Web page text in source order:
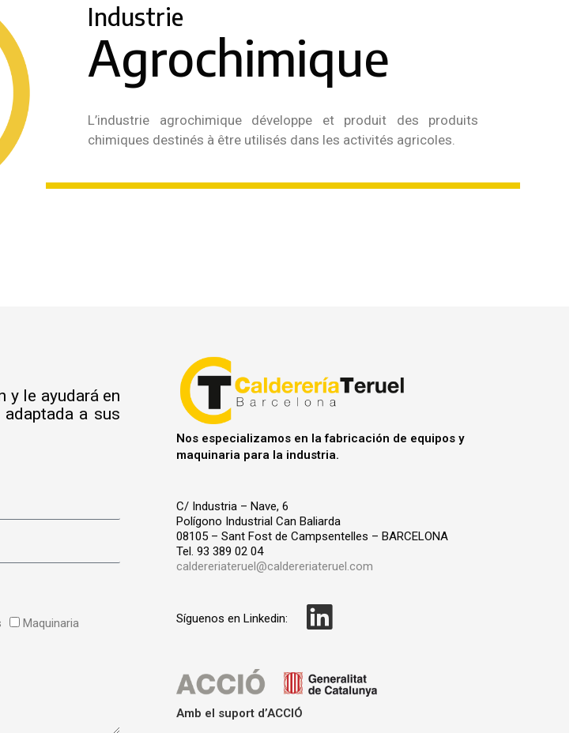
Industrie
Agrochimique
L’industrie agrochimique développe et produit des produits
chimiques destinés à être utilisés dans les activités agricoles.
y le ayudará en
a sus
Maquinaria
Nos especializamos en la fabricación de equipos y
maquinaria para la industria.
C/ Industria – Nave, 6
Polígono Industrial Can Baliarda
08105 – Sant Fost de Campsentelles – BARCELONA
Tel. 93 389 02 04
caldereriateruel@caldereriateruel.com
Síguenos en Linkedin:
L
n
Amb el suport d’ACCIÓ